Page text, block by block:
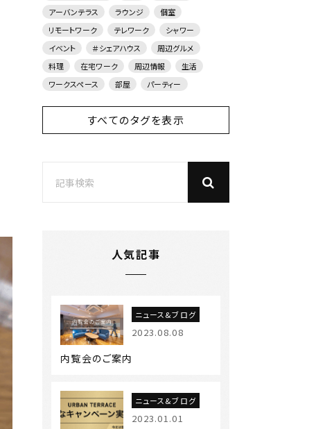
アーバンテラス
ラウンジ
個室
リモートワーク
テレワーク
シャワー
イベント
＃シェアハウス
周辺グルメ
料理
在宅ワーク 周辺情報
生活
ワークスペース
部屋 パーティー
すべてのタグを表示
人気記事
ニュース&ブログ
2023.08.08
内覧会のご案内
ニュース&ブログ
2023.01.01